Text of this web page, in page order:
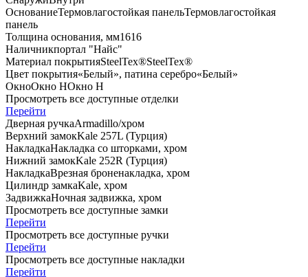
ОснованиеТермовлагостойкая панельТермовлагостойкая
панель
Толщина основания, мм1616
Наличникпортал "Найс"
Материал покрытияSteelTex®SteelTex®
Цвет покрытия«Белый», патина серебро«Белый»
ОкноОкно HОкно H
Просмотреть все доступные отделки
Перейти
Дверная ручкаArmadillo/хром
Верхний замокKale 257L (Турция)
НакладкаНакладка со шторками, хром
Нижний замокKale 252R (Турция)
НакладкаВрезная броненакладка, хром
Цилиндр замкаKale, хром
ЗадвижкаНочная задвижка, хром
Просмотреть все доступные замки
Перейти
Просмотреть все доступные ручки
Перейти
Просмотреть все доступные накладки
Перейти